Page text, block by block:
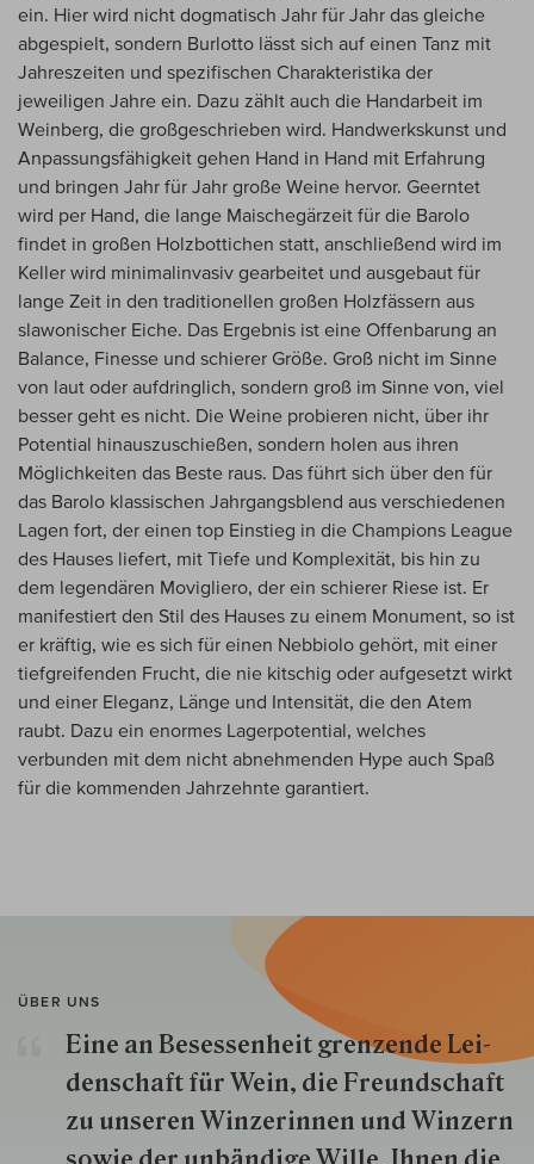
ein. Hier wird nicht dogmatisch Jahr für Jahr das gleiche
abgespielt, sondern Burlotto lässt sich auf einen Tanz mit
Jahreszeiten und spezifischen Charakteristika der
jeweiligen Jahre ein. Dazu zählt auch die Handarbeit im
Weinberg, die großgeschrieben wird. Handwerkskunst und
Anpassungsfähigkeit gehen Hand in Hand mit Erfahrung
und bringen Jahr für Jahr große Weine hervor. Geerntet
wird per Hand, die lange Maischegärzeit für die Barolo
findet in großen Holzbottichen statt, anschließend wird im
Keller wird minimalinvasiv gearbeitet und ausgebaut für
lange Zeit in den traditionellen großen Holzfässern aus
slawonischer Eiche. Das Ergebnis ist eine Offenbarung an
Balance, Finesse und schierer Größe. Groß nicht im Sinne
von laut oder aufdringlich, sondern groß im Sinne von, viel
besser geht es nicht. Die Weine probieren nicht, über ihr
Potential hinauszuschießen, sondern holen aus ihren
Möglichkeiten das Beste raus. Das führt sich über den für
das Barolo klassischen Jahrgangsblend aus verschiedenen
Lagen fort, der einen top Einstieg in die Champions League
des Hauses liefert, mit Tiefe und Komplexität, bis hin zu
dem legendären Movigliero, der ein schierer Riese ist. Er
manifestiert den Stil des Hauses zu einem Monument, so ist
er kräftig, wie es sich für einen Nebbiolo gehört, mit einer
tiefgreifenden Frucht, die nie kitschig oder aufgesetzt wirkt
und einer Eleganz, Länge und Intensität, die den Atem
raubt. Dazu ein enormes Lagerpotential, welches
verbunden mit dem nicht abnehmenden Hype auch Spaß
für die kommenden Jahrzehnte garantiert.
ÜBER UNS
Eine an Besessenheit gren­zende Lei­
den­schaft für Wein, die Freund­schaft
zu unseren Win­zer­innen und Win­zern